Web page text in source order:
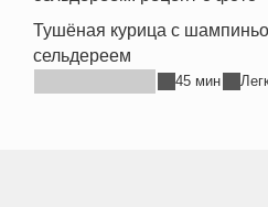
Тушёная курица с
сельдереем
45 мин